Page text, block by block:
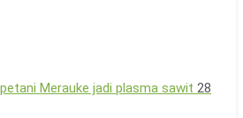
Merauke jadi plasma sawit 28